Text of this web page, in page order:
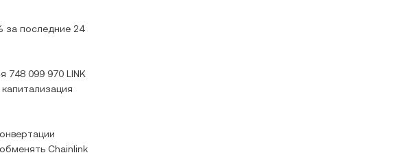
за последние 24
748 099 970 LINK
Chainlink